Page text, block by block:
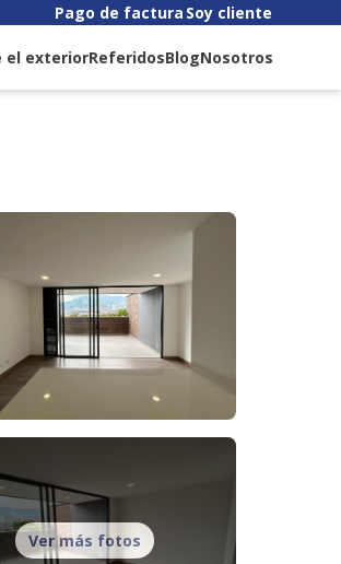
Pago de factura Soy cliente
el exteriorReferidosBlogNosotros
Ver más fotos